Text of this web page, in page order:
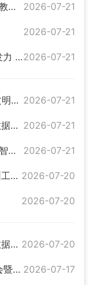
习近平总书记的重要论述指引基础教育改革发展开创新局面 2026-07-21
2026-07-21
长塘镇马安村：“巡查+宣传”双向发力 筑牢防溺水安全屏障2026-07-21
忠防镇新田村：移风易俗进家门 文明乡风入人心 2026-07-21
我市举办2026年“数据大考堂”暨数据专员培训 2026-07-21
习近平主席出席二〇二六世界人工智能大会暨人工智能全球治理高级别会议系列活动纪实 2026-07-21
全市“国培计划（2026）”教师研训工作启动 2026-07-20
2026-07-20
我市举办2026年“数据大考堂”暨数据专员培训 2026-07-20
习近平出席2026世界人工智能大会暨人工智能全球治理高级别会议开幕式并发表主旨讲话 2026-07-17